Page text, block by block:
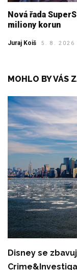
Nová řada
miliony korun
Juraj Koiš 5. 8. 2026
MOHLO BY VÁS
Disney se